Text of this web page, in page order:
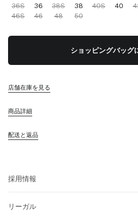
36S 36 38S 38 40S 40
46S
46 48 50
ショッピングバッグ
店舗在庫を見る
商品詳細
配送と返品
0120-45-1993
お問い合わせ
サイトマップ
サポート
ご注文の追跡
返品
会社
採用情報
リーガル